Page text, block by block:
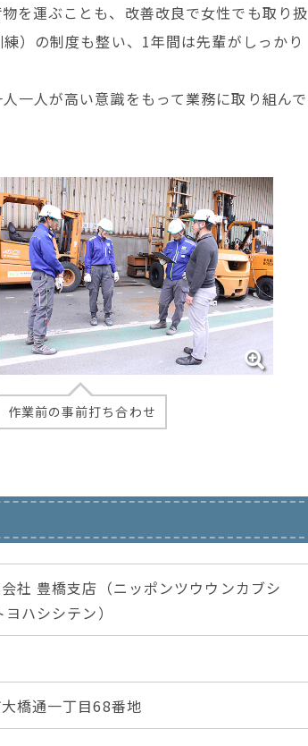
を運ぶことも、改善改良で女性でも取り扱
）の制度も整い、1年間は先輩がしっかり
一人が高い意識をもって業務に取り組んで
作業前の事前打ち合わせ
社 豊橋支店（ニッポンツウウンカブシ
ハシシテン）
橋通一丁目68番地